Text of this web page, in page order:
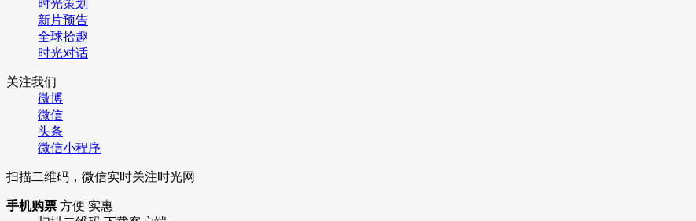
时光策划
新片预告
全球拾趣
时光对话
关注我们
微博
微信
头条
微信小程序
扫描二维码，微信实时关注时光网
手机购票 方便 实惠